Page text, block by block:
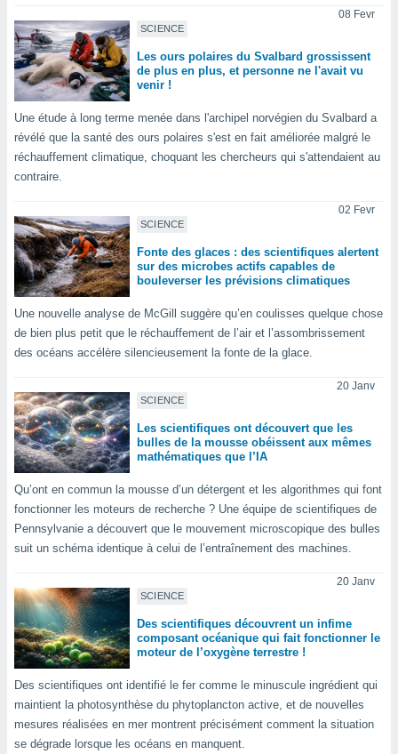
des
des
pour
votre
ce site
IP et
sur
Pour ce
à
en
«
» ou
de
web.
SCIENCE
08 Fevr
Les ours polaires du Svalbard grossissent
de plus en plus, et personne ne l'avait vu
venir !
Une étude à long terme menée dans l'archipel norvégien du Svalbard a
révélé que la santé des ours polaires s'est en fait améliorée malgré le
réchauffement climatique, choquant les chercheurs qui s'attendaient au
contraire.
SCIENCE
02 Fevr
Fonte des glaces : des scientifiques alertent
sur des microbes actifs capables de
bouleverser les prévisions climatiques
Une nouvelle analyse de McGill suggère qu’en coulisses quelque chose
de bien plus petit que le réchauffement de l’air et l’assombrissement
des océans accélère silencieusement la fonte de la glace.
SCIENCE
20 Janv
Les scientifiques ont découvert que les
bulles de la mousse obéissent aux mêmes
mathématiques que l’IA
Qu’ont en commun la mousse d’un détergent et les algorithmes qui font
fonctionner les moteurs de recherche ? Une équipe de scientifiques de
Pennsylvanie a découvert que le mouvement microscopique des bulles
suit un schéma identique à celui de l’entraînement des machines.
SCIENCE
20 Janv
Des scientifiques découvrent un infime
composant océanique qui fait fonctionner le
moteur de l’oxygène terrestre !
Des scientifiques ont identifié le fer comme le minuscule ingrédient qui
maintient la photosynthèse du phytoplancton active, et de nouvelles
mesures réalisées en mer montrent précisément comment la situation
se dégrade lorsque les océans en manquent.